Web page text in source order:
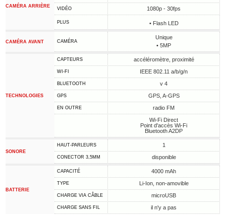
CAMÉRA ARRIÈRE VIDÉO 1080p - 30fps
PLUS • Flash LED
CAMÉRA AVANT CAMÉRA
Unique
• 5MP
TECHNOLOGIES
CAPTEURS accéléromètre, proximité
WI-FI IEEE 802.11 a/b/g/n
BLUETOOTH v 4
GPS GPS, A-GPS
EN OUTRE
radio FM
Wi-Fi Direct
Point d'accès Wi-Fi
Bluetooth A2DP
SONORE
HAUT-PARLEURS 1
CONECTOR 3,5MM disponible
BATTERIE
CAPACITÉ 4000 mAh
TYPE Li-Ion, non-amovible
CHARGE VIA CÂBLE microUSB
CHARGE SANS FIL il n'y a pas